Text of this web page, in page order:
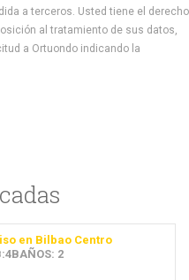
a terceros. Usted tiene el derecho
al tratamiento de sus datos,
a Ortuondo indicando la
en Bilbao Centro
2